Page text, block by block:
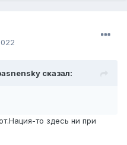
сказал:
то здесь ни при